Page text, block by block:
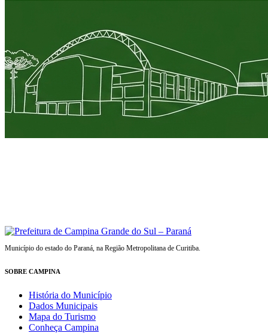
Município do estado do Paraná, na Região Metropolitana de Curitiba.
SOBRE CAMPINA
História do Município
Dados Municipais
Mapa do Turismo
Conheça Campina